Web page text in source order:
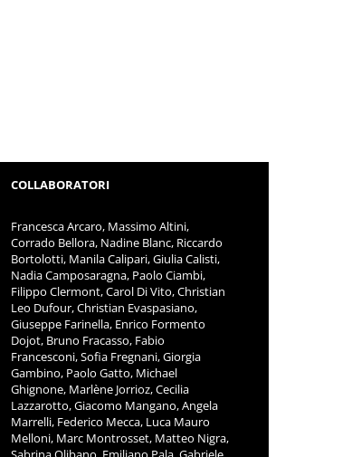
COLLABORATORI
Francesca Arcaro, Massimo Altini,
Corrado Bellora, Nadine Blanc, Riccardo
Bortolotti, Manila Calipari, Giulia Calisti,
Nadia Camposaragna, Paolo Ciambi,
Filippo Clermont, Carol Di Vito, Christian
Leo Dufour, Christian Evaspasiano,
Giuseppe Farinella, Enrico Formento
Dojot, Bruno Fracasso, Fabio
Francesconi, Sofia Fregnani, Giorgia
Gambino, Paolo Gatto, Michael
Ghignone, Marlène Jorrioz, Cecilia
Lazzarotto, Giacomo Mangano, Angela
Marrelli, Federico Mecca, Luca Mauro
Melloni, Marc Montrosset, Matteo Nigra,